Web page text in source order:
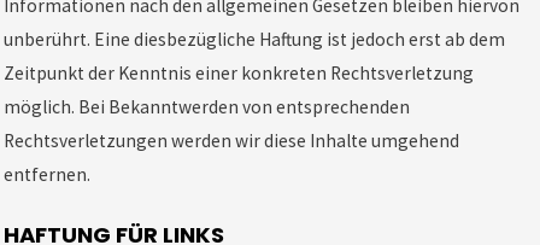
Informationen nach den allgemeinen Gesetzen bleiben hiervon
unberührt. Eine diesbezügliche Haftung ist jedoch erst ab dem
Zeitpunkt der Kenntnis einer konkreten Rechtsverletzung
möglich. Bei Bekanntwerden von entsprechenden
Rechtsverletzungen werden wir diese Inhalte umgehend
entfernen.
HAFTUNG FÜR LINKS